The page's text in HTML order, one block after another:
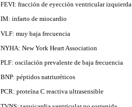
FEVI: fracción de eyección ventricular izquierda
IM: infarto de miocardio
VLF: muy baja frecuencia
NYHA: New York Heart Association
PLF: oscilación prevalente de baja frecuencia
BNP: péptidos natriuréticos
PCR: proteína C reactiva ultrasensible